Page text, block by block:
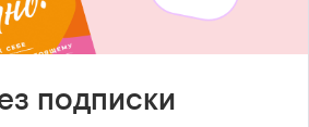
подписки